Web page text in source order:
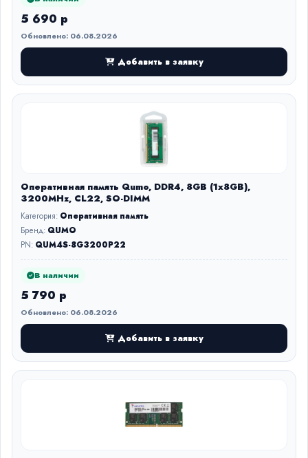
5 690 р
Обновлено: 06.08.2026
Добавить в заявку
Оперативная память Qumo, DDR4, 8GB (1x8GB),
3200MHz, CL22, SO-DIMM
Категория: Оперативная память
Бренд: QUMO
PN: QUM4S-8G3200P22
В наличии
5 790 р
Обновлено: 06.08.2026
Добавить в заявку